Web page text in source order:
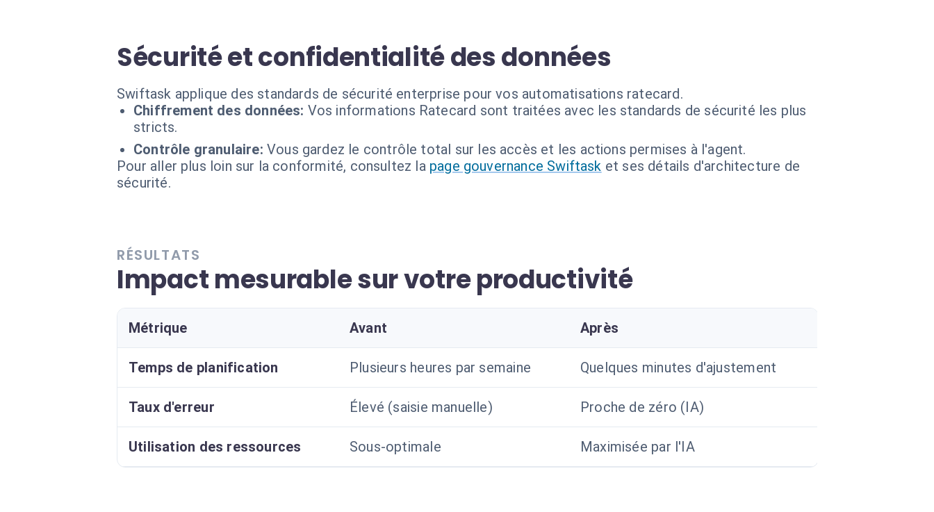
Sécurité et confidentialité des données
Swiftask applique des standards de sécurité enterprise pour vos automatisations ratecard.
Chiffrement des données: Vos informations Ratecard sont traitées avec les standards de sécurité les plus
stricts.
Contrôle granulaire: Vous gardez le contrôle total sur les accès et les actions permises à l'agent.
Pour aller plus loin sur la conformité, consultez la page gouvernance Swiftask et ses détails d'architecture de
sécurité.
RÉSULTATS
Impact mesurable sur votre productivité
Métrique Avant Après
Temps de planification Plusieurs heures par semaine Quelques minutes d'ajustement
Taux d'erreur Élevé (saisie manuelle) Proche de zéro (IA)
Utilisation des ressources Sous-optimale Maximisée par l'IA